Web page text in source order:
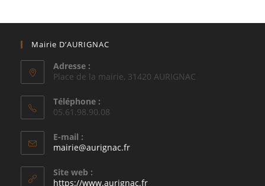
Mairie D’AURIGNAC
Adresse :
Place de la mairie, 31420 AURIGNAC
Téléphone :
05.61.98.90.08
E-mail :
mairie@aurignac.frS’ouvre
application
Site web :
https://www.aurignac.fr